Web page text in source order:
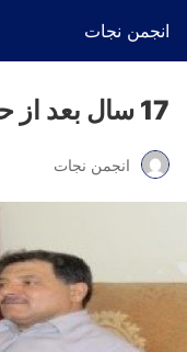
انجمن نجات
17 سال بعد از حمله به برج دوقلو در آمریکا
انجمن نجات